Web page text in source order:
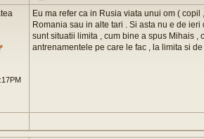
Eu ma refer ca in Rusia viata unui om (
Romania sau in alte tari . Si asta nu e de
sunt situatii limita , cum bine a spus Mihais ,
antrenamentele pe care le fac , la limita si